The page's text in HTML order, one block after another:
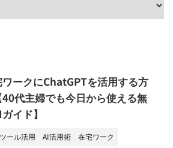
ークにChatGPTを活用する方
代主婦でも今日から使える無
イド】
ール活用 AI活用術
在宅ワーク